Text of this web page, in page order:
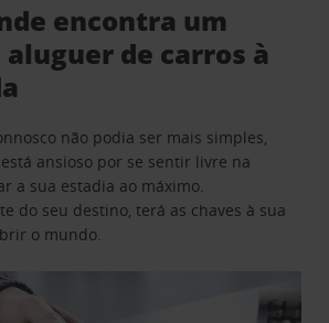
encontra um
de carros à
não podia ser mais simples,
ansioso por se sentir livre na
a sua estadia ao máximo.
do seu destino, terá as chaves à sua
o mundo.